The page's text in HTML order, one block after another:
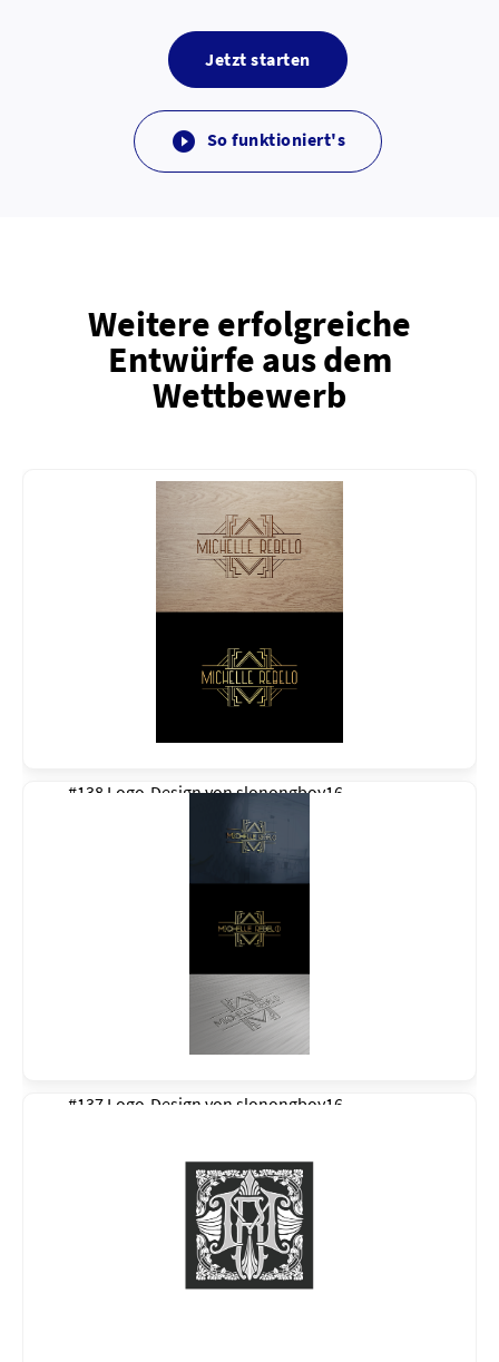
Jetzt starten
 So funktioniert's
Weitere erfolgreiche
Entwürfe aus dem
Wettbewerb
#138 Logo-Design vonslonongboy16
#137 Logo-Design von slonongboy16